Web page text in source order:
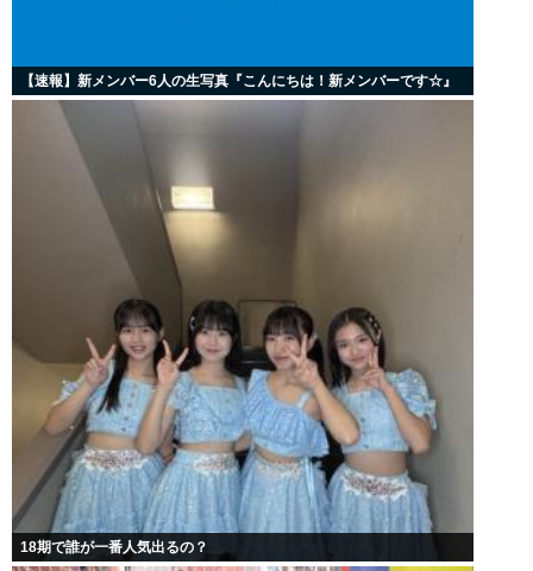
【速報】新メンバー6人の生写真『こんにちは！新メンバーです☆』
18期で誰が一番人気出るの？